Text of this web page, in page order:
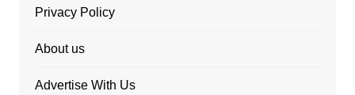
Privacy Policy
About us
Advertise With Us